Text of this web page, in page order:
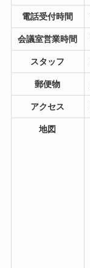
電話受付時間
会議室営業時間
スタッフ
郵便物
アクセス
地図